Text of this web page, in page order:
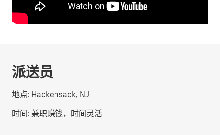
派送员
地点: Hackensack, NJ
时间: 兼职赚钱，时间灵活